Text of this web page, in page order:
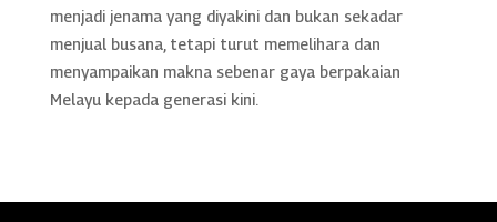
menjadi jenama yang diyakini dan bukan sekadar
menjual busana, tetapi turut memelihara dan
menyampaikan makna sebenar gaya berpakaian
Melayu kepada generasi kini.